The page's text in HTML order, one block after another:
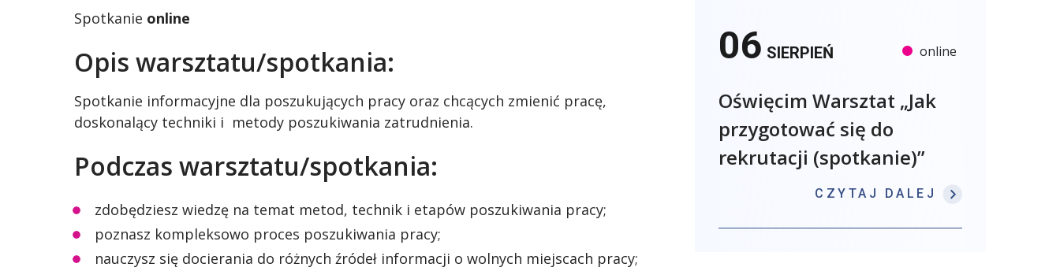
Spotkanie online
Opis warsztatu/spotkania:
Spotkanie informacyjne dla poszukujących pracy oraz chcących zmienić pracę,
doskonalący techniki i metody poszukiwania zatrudnienia.
Podczas warsztatu/spotkania:
zdobędziesz wiedzę na temat metod, technik i etapów poszukiwania pracy;
poznasz kompleksowo proces poszukiwania pracy;
nauczysz się docierania do różnych źródeł informacji o wolnych miejscach pracy;
06 SIERPIEŃ online
Oświęcim Warsztat „Jak
przygotować się do
rekrutacji (spotkanie)”
CZYTAJ DALEJ : OŚWIĘCIM